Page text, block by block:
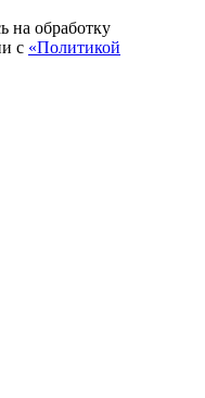
на обработку
с «Политикой